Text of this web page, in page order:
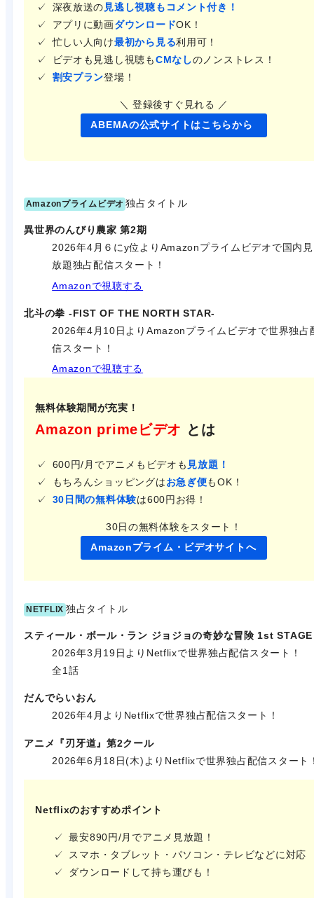
深夜放送の 見逃し視聴もコメント付き！
アプリに動画ダウンロードOK！
忙しい人向け最初から見る利用可！
ビデオも見逃し視聴もCMなしのノンストレス！
割安プラン登場！
＼ 登録後すぐ見れる ／
ABEMAの公式サイトはこちらから
Amazonプライムビデオ 独占タイトル
異世界のんびり農家 第2期
2026年4月６にy位よりAmazonプライムビデオで国内見
放題独占配信スタート！
Amazonで視聴する
北斗の拳 -FIST OF THE NORTH STAR-
2026年4月10日よりAmazonプライムビデオで世界独占
信スタート！
Amazonで視聴する
無料体験期間が充実！
Amazon primeビデオ とは
600円/月でアニメもビデオも 見放題！
もちろんショッピングはお急ぎ便もOK！
30日間の無料体験は600円お得！
30日の無料体験をスタート！
Amazonプライム・ビデオサイトへ
NETFLIX 独占タイトル
スティール・ボール・ラン ジョジョの奇妙な冒険 1st STAGE
2026年3月19日よりNetflixで世界独占配信スタート！
全1話
だんでらいおん
2026年4月よりNetflixで世界独占配信スタート！
アニメ『刃牙道』第2クール
2026年6月18日(木)よりNetflixで世界独占配信スタート
Netflixのおすすめポイント
最安890円/月でアニメ見放題！
スマホ・タブレット・パソコン・テレビなどに対応
ダウンロードして持ち運びも！